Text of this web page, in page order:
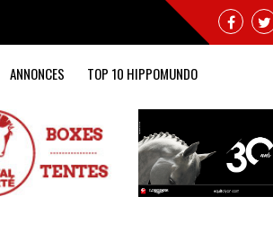
ANNONCES TOP 10 HIPPOMUNDO